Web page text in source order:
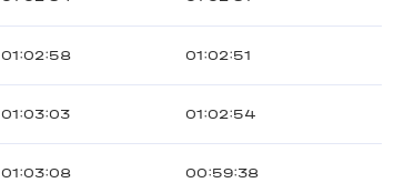
01:02:58 01:02:51
01:03:03 01:02:54
01:03:08 00:59:38